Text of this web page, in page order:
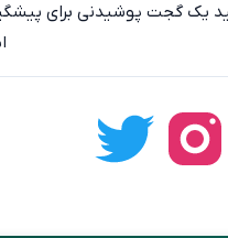
یک گجت پوشیدنی برای